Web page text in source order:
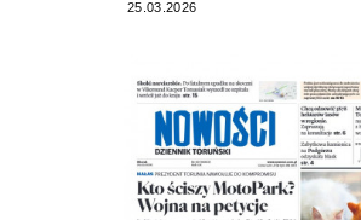
25.03.2026